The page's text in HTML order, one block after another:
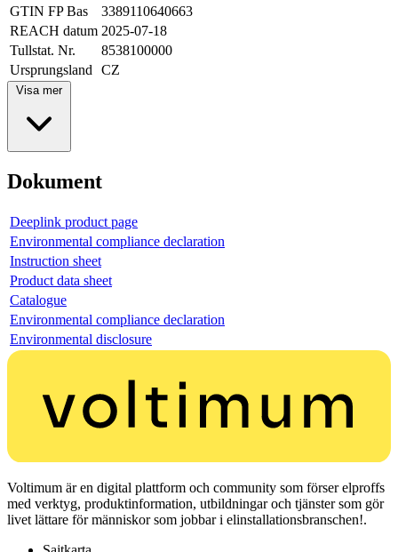
GTIN FP Bas
3389110640663
REACH datum 2025-07-18
Tullstat. Nr.
8538100000
Ursprungsland
CZ
Visa mer
Dokument
Deeplink product page
Environmental compliance declaration
Instruction sheet
Product data sheet
Catalogue
Environmental compliance declaration
Environmental disclosure
Voltimum är en digital plattform och community som förser elproffs
med verktyg, produktinformation, utbildningar och tjänster som gör
livet lättare för människor som jobbar i elinstallationsbranschen!.